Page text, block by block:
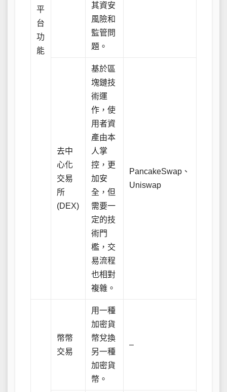
平
台
功
能
其資安
風險和
監管問
題。
去中
心化
交易
所
(DEX)
基於區
塊鏈技
術運
作，使
用者資
產由本
人掌
控，更
加安
全，但
需要一
定的技
術門
檻，交
易流程
也相對
複雜。
PancakeSwap、
Uniswap
幣幣
交易
用一種
加密貨
幣兌換
另一種
加密貨
幣。
–